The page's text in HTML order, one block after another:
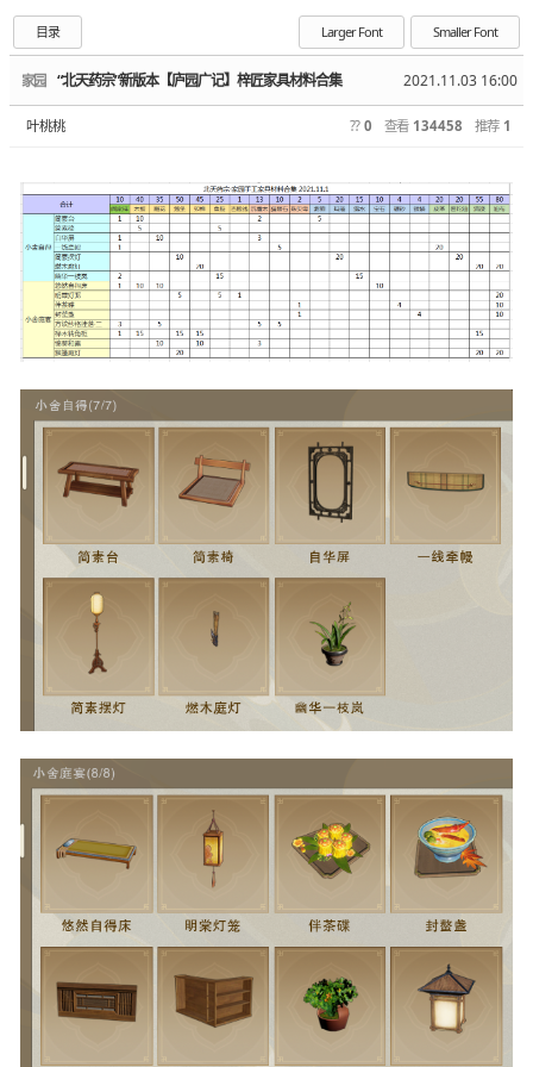
目录 Larger Font Smaller Font
家园 2021.11.03 16:00
“北天药宗”新版本【庐园广记】梓匠家具材料合集 ​​​​
叶桃桃 ?? 0 查看 134458 推荐 1